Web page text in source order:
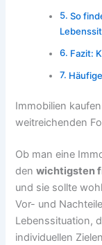
So
Fazit:
Immobilien
weitreichenden
Ob man eine
denwichtigsten
und sie sollte
Vor- und
Lebenssituation,
individuellen